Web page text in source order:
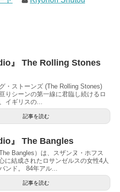
』 The Rolling Stones
・ストーンズ (The Rolling Stones)
りシーンの第一線に君臨し続けるロ
イギリスの...
記事を読む
』 The Bangles
Bangles）は、スザンヌ・ホフス
に結成されたロサンゼルスの女性4人
ンド。 84年アル...
記事を読む